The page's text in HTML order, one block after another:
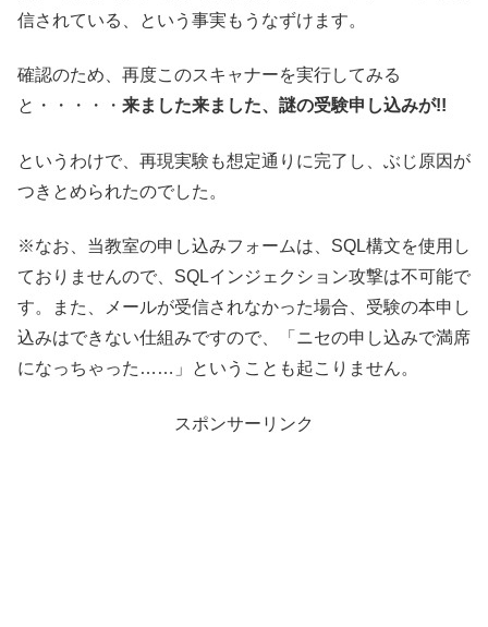
信されている、という事実もうなずけます。
確認のため、再度このスキャナーを実行してみる
と・・・・・ 来ました来ました、謎の受験申し込みが!!
というわけで、再現実験も想定通りに完了し、ぶじ原因が
つきとめられたのでした。
※なお、当教室の申し込みフォームは、SQL構文を使用し
ておりませんので、SQLインジェクション攻撃は不可能で
す。また、メールが受信されなかった場合、受験の本申し
込みはできない仕組みですので、「ニセの申し込みで満席
になっちゃった……」ということも起こりません。
スポンサーリンク